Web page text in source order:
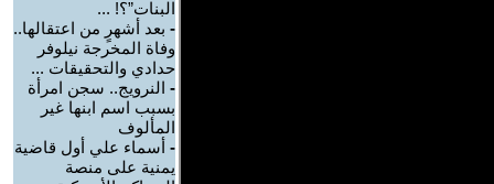
البنات”؟! ...
- بعد أشهرٍ من اعتقالها..
وفاة المخرجة نيلوفر
حدادي والتحقيقات ...
- النرويج.. سجن امرأة
بسبب اسم ابنها غير
المألوف
- أسماء علي أول قاضية
يمنية على منصة